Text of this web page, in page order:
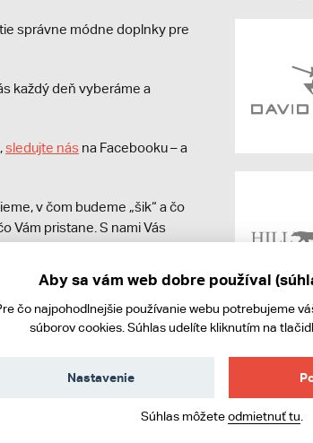
správne módne doplnky pre
každý deň vyberáme a
,sledujte nás na Facebooku – a
v čom budeme „šik“ a čo
Vám pristane. S nami Vás
Aby sa vám web dobre používal
čo najpohodlnejšie používanie webu potrebujeme
súborov cookies. Súhlas udelíte kliknutím na
Nastavenie
Súhlas môžeteodmietnuť tu